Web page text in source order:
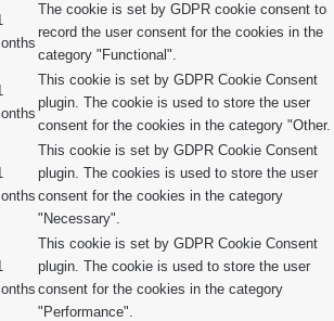
The cookie is set by GDPR cookie consent to
record the user consent for the cookies in the
category "Functional".
This cookie is set by GDPR Cookie Consent
plugin. The cookie is used to store the user
consent for the cookies in the category "Other.
This cookie is set by GDPR Cookie Consent
plugin. The cookies is used to store the user
consent for the cookies in the category
"Necessary".
This cookie is set by GDPR Cookie Consent
plugin. The cookie is used to store the user
consent for the cookies in the category
"Performance".